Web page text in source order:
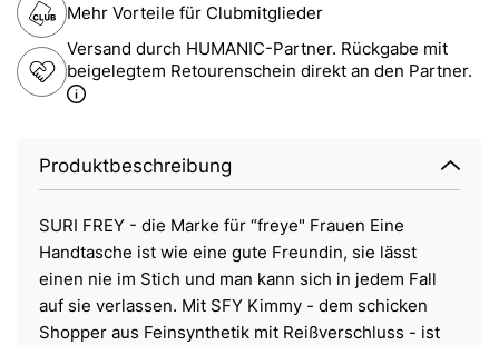
Mehr Vorteile für Clubmitglieder
Versand durch HUMANIC-Partner. Rückgabe mit
beigelegtem Retourenschein direkt an den Partner.
Produktbeschreibung
SURI FREY - die Marke für “freye" Frauen Eine
Handtasche ist wie eine gute Freundin, sie lässt
einen nie im Stich und man kann sich in jedem Fall
auf sie verlassen. Mit SFY Kimmy - dem schicken
Shopper aus Feinsynthetik mit Reißverschluss - ist